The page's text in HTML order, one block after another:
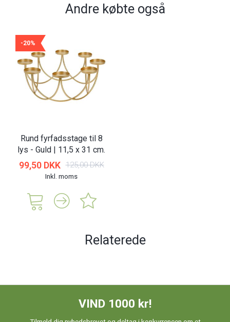
Andre købte også
-20%
Rund fyrfadsstage til 8
lys - Guld | 11,5 x 31 cm.
99,50 DKK 125,00 DKK
Inkl. moms
Relaterede
VIND 1000 kr!